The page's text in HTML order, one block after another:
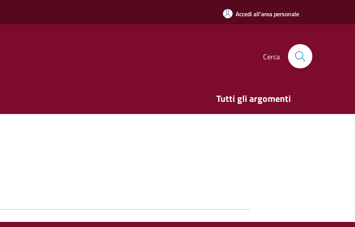
Accedi all'area personale
Cerca
Tutti gli argomenti